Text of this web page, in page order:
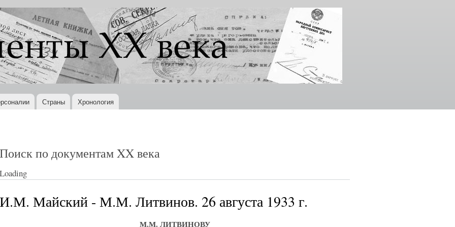
Перейти к
основному
содержанию
Страны Хронология
Поиск по документам XX века
Loading
И.М. Майский - М.М. Литвинов. 26 августа 1933 г.
М.М. ЛИТВИНОВУ